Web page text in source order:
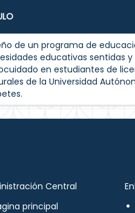
de un programa de
educativas sentidas
en estudiantes de
de la Universidad
Central
principal